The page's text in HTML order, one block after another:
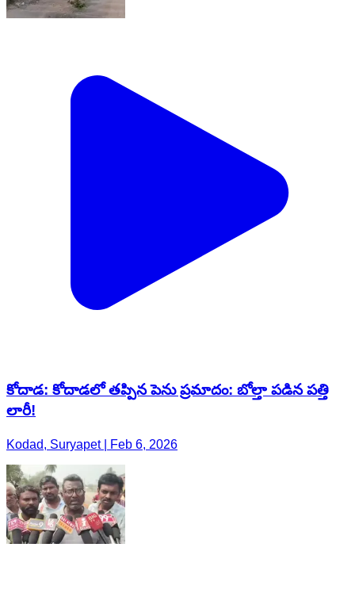
కోదాడ: కోదాడలో తప్పిన పెను ప్రమాదం: బోల్తా పడిన పత్తి
లారీ!
Kodad, Suryapet | Feb 6, 2026